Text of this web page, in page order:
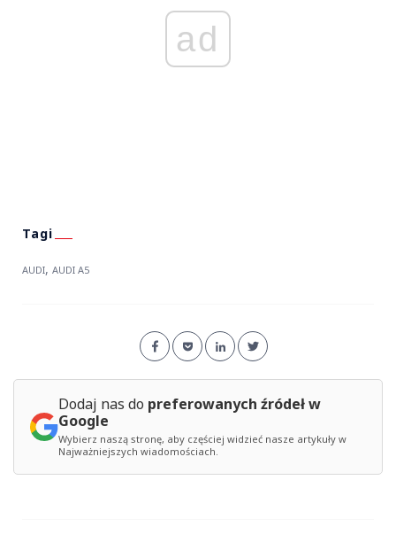
ad
AUDI, AUDI A5
Dodaj nas do preferowanych źródeł w
Google
Wybierz naszą stronę, aby częściej widzieć nasze artykuły w
Najważniejszych wiadomościach.